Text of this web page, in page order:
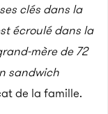
clés dans la
écroulé dans la
mère de 72
sandwich
de la famille.